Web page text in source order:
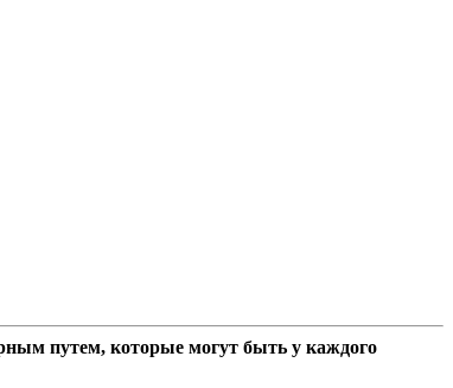
путем, которые могут быть у каждого